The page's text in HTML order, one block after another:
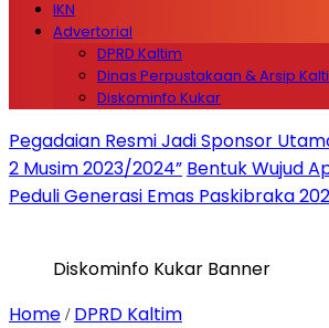
IKN
Advertorial
DPRD Kaltim
Dinas Perpustakaan & Arsip
Diskominfo Kukar
Pegadaian Resmi Jadi Sponsor
2 Musim 2023/2024” Bentuk Wujud
Peduli Generasi Emas Paskibraka
Diskominfo Kukar Banner
Home / DPRD Kaltim